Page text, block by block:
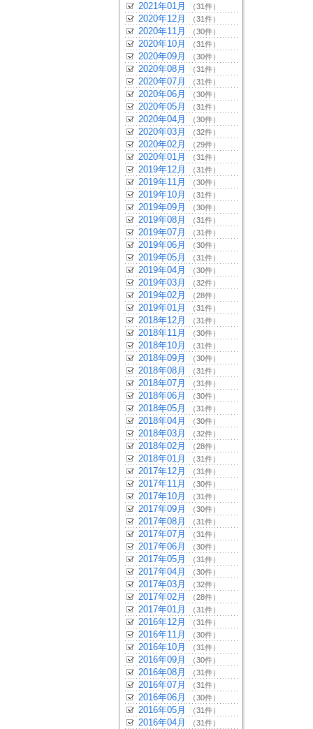
2021年01月 （31件）
2020年12月 （31件）
2020年11月 （30件）
2020年10月 （31件）
2020年09月 （30件）
2020年08月 （31件）
2020年07月 （31件）
2020年06月 （30件）
2020年05月 （31件）
2020年04月 （30件）
2020年03月 （32件）
2020年02月 （29件）
2020年01月 （31件）
2019年12月 （31件）
2019年11月 （30件）
2019年10月 （31件）
2019年09月 （30件）
2019年08月 （31件）
2019年07月 （31件）
2019年06月 （30件）
2019年05月 （31件）
2019年04月 （30件）
2019年03月 （32件）
2019年02月 （28件）
2019年01月 （31件）
2018年12月 （31件）
2018年11月 （30件）
2018年10月 （31件）
2018年09月 （30件）
2018年08月 （31件）
2018年07月 （31件）
2018年06月 （30件）
2018年05月 （31件）
2018年04月 （30件）
2018年03月 （32件）
2018年02月 （28件）
2018年01月 （31件）
2017年12月 （31件）
2017年11月 （30件）
2017年10月 （31件）
2017年09月 （30件）
2017年08月 （31件）
2017年07月 （31件）
2017年06月 （30件）
2017年05月 （31件）
2017年04月 （30件）
2017年03月 （32件）
2017年02月 （28件）
2017年01月 （31件）
2016年12月 （31件）
2016年11月 （30件）
2016年10月 （31件）
2016年09月 （30件）
2016年08月 （31件）
2016年07月 （31件）
2016年06月 （30件）
2016年05月 （31件）
2016年04月 （31件）